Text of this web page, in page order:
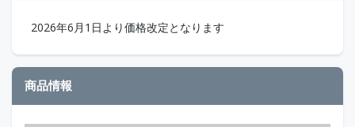
2026年6月1日より価格改定となります
商品情報